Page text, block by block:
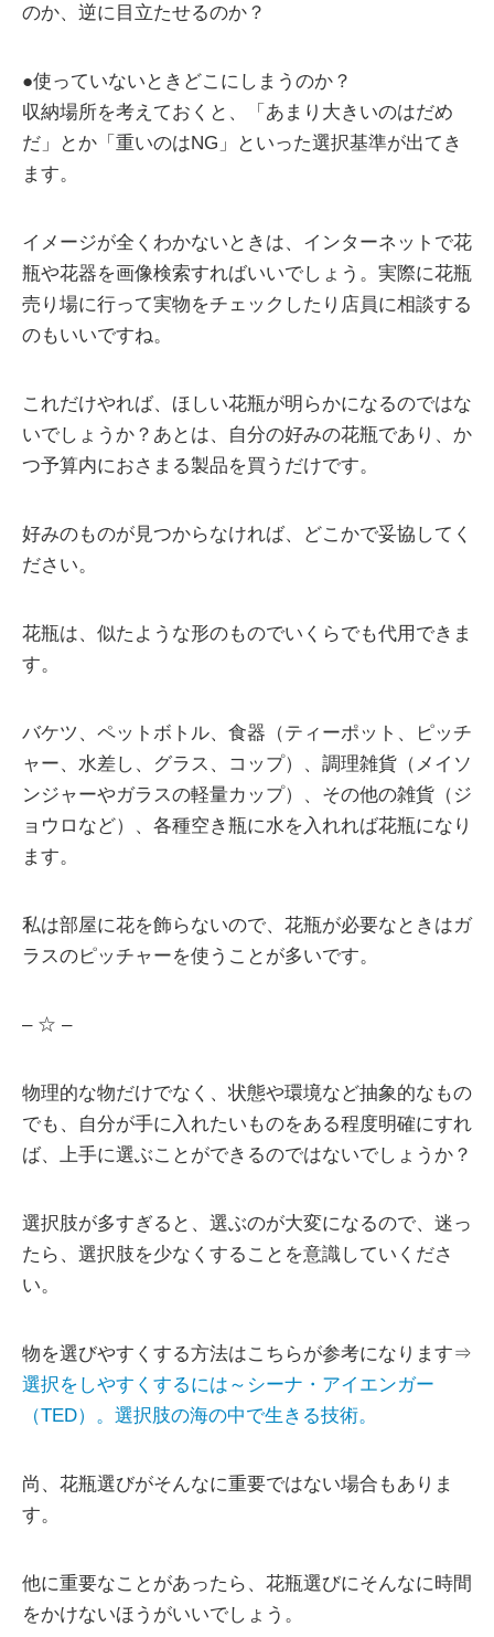
のか、逆に目立たせるのか？
●使っていないときどこにしまうのか？
収納場所を考えておくと、「あまり大きいのはだめ
だ」とか「重いのはNG」といった選択基準が出てき
ます。
イメージが全くわかないときは、インターネットで花
瓶や花器を画像検索すればいいでしょう。実際に花瓶
売り場に行って実物をチェックしたり店員に相談する
のもいいですね。
これだけやれば、ほしい花瓶が明らかになるのではな
いでしょうか？あとは、自分の好みの花瓶であり、か
つ予算内におさまる製品を買うだけです。
好みのものが見つからなければ、どこかで妥協してく
ださい。
花瓶は、似たような形のものでいくらでも代用できま
す。
バケツ、ペットボトル、食器（ティーポット、ピッチ
ャー、水差し、グラス、コップ）、調理雑貨（メイソ
ンジャーやガラスの軽量カップ）、その他の雑貨（ジ
ョウロなど）、各種空き瓶に水を入れれば花瓶になり
ます。
私は部屋に花を飾らないので、花瓶が必要なときはガ
ラスのピッチャーを使うことが多いです。
– ☆ –
物理的な物だけでなく、状態や環境など抽象的なもの
でも、自分が手に入れたいものをある程度明確にすれ
ば、上手に選ぶことができるのではないでしょうか？
選択肢が多すぎると、選ぶのが大変になるので、迷っ
たら、選択肢を少なくすることを意識していくださ
い。
物を選びやすくする方法はこちらが参考になります⇒
選択をしやすくするには～シーナ・アイエンガー
（TED）。選択肢の海の中で生きる技術。
尚、花瓶選びがそんなに重要ではない場合もありま
す。
他に重要なことがあったら、花瓶選びにそんなに時間
をかけないほうがいいでしょう。